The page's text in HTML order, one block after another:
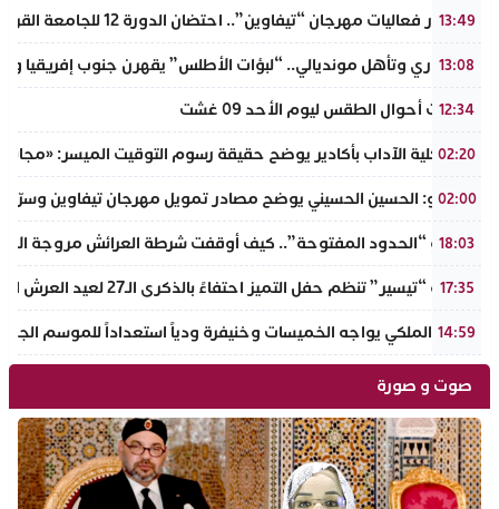
13:49
في إطار فعاليات مهرجان “تيفاوين”.. احتضان الدورة 12 للجامعة القروية “محمد خير الدين” بفضاء أزرو واضوم بأملن
13:08
​إنجاز قاري وتأهل مونديالي.. “لبؤات الأطلس” يقهرن جنوب إفريقيا
12:34
توقعات أحوال الطقس ليوم الأحد 09 غشت
02:20
عميد كلية الآداب بأكادير يوضح حقيقة رسوم التوقيت الميسر:
02:00
بالفيديو: الحسين الحسيني يوضح مصادر تمويل مهرجان تيفاوين وسرّ
18:03
​سيناريو “الحدود المفتوحة”.. كيف أوقفت شرطة العرائش مروجة
17:35
جمعية “تيسير” تنظم حفل التميز احتفاءً بالذكرى الـ27 لعيد العرش المجيد وتطلق مبادرة نبيلة لمحاربة الهدر المدرسي
14:59
الجيش الملكي يواجه الخميسات وخنيفرة ودياً استعداداً للموسم
صوت و صورة